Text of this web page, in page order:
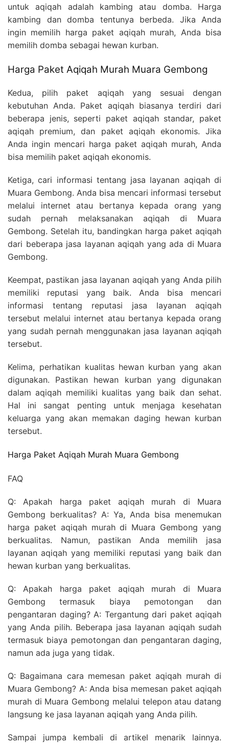
untuk aqiqah adalah kambing atau domba. Harga
kambing dan domba tentunya berbeda. Jika Anda
ingin memilih harga paket aqiqah murah, Anda bisa
memilih domba sebagai hewan kurban.
Harga Paket Aqiqah Murah Muara Gembong
Kedua, pilih paket aqiqah yang sesuai dengan
kebutuhan Anda. Paket aqiqah biasanya terdiri dari
beberapa jenis, seperti paket aqiqah standar, paket
aqiqah premium, dan paket aqiqah ekonomis. Jika
Anda ingin mencari harga paket aqiqah murah, Anda
bisa memilih paket aqiqah ekonomis.
Ketiga, cari informasi tentang jasa layanan aqiqah di
Muara Gembong. Anda bisa mencari informasi tersebut
melalui internet atau bertanya kepada orang yang
sudah pernah melaksanakan aqiqah di Muara
Gembong. Setelah itu, bandingkan harga paket aqiqah
dari beberapa jasa layanan aqiqah yang ada di Muara
Gembong.
Keempat, pastikan jasa layanan aqiqah yang Anda pilih
memiliki reputasi yang baik. Anda bisa mencari
informasi tentang reputasi jasa layanan aqiqah
tersebut melalui internet atau bertanya kepada orang
yang sudah pernah menggunakan jasa layanan aqiqah
tersebut.
Kelima, perhatikan kualitas hewan kurban yang akan
digunakan. Pastikan hewan kurban yang digunakan
dalam aqiqah memiliki kualitas yang baik dan sehat.
Hal ini sangat penting untuk menjaga kesehatan
keluarga yang akan memakan daging hewan kurban
tersebut.
Harga Paket Aqiqah Murah Muara Gembong
FAQ
Q: Apakah harga paket aqiqah murah di Muara
Gembong berkualitas? A: Ya, Anda bisa menemukan
harga paket aqiqah murah di Muara Gembong yang
berkualitas. Namun, pastikan Anda memilih jasa
layanan aqiqah yang memiliki reputasi yang baik dan
hewan kurban yang berkualitas.
Q: Apakah harga paket aqiqah murah di Muara
Gembong termasuk biaya pemotongan dan
pengantaran daging? A: Tergantung dari paket aqiqah
yang Anda pilih. Beberapa jasa layanan aqiqah sudah
termasuk biaya pemotongan dan pengantaran daging,
namun ada juga yang tidak.
Q: Bagaimana cara memesan paket aqiqah murah di
Muara Gembong? A: Anda bisa memesan paket aqiqah
murah di Muara Gembong melalui telepon atau datang
langsung ke jasa layanan aqiqah yang Anda pilih.
Sampai jumpa kembali di artikel menarik lainnya.